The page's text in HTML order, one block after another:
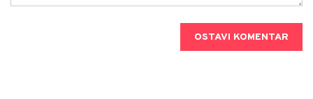
OSTAVI KOMENTAR